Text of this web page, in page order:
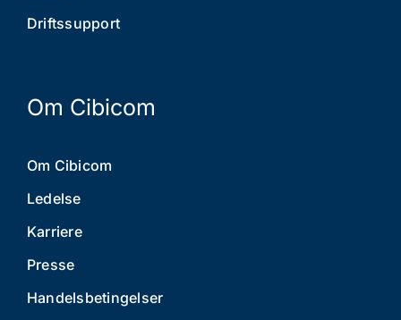
Driftssupport
Om Cibicom
Om Cibicom
Ledelse
Karriere
Presse
Handelsbetingelser